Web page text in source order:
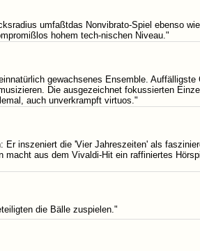
umfaßtdas Nonvibrato-Spiel ebenso
hohem tech-nischen Niveau."
gewachsenes Ensemble. Auffälligste
Die ausgezeichnet fokussierten
auch unverkrampft virtuos."
Er inszeniert die 'Vier Jahreszeiten' als
aus dem Vivaldi-Hit ein raffiniertes
die Bälle zuspielen."